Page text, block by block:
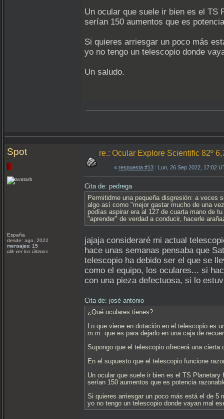
Un ocular que suele ir bien es el TS
serían 150 aumentos que es
Si quieres arriesgar un poco más
yo no tengo un telescopio donde
Un saludo.
Spot
España
desde: ago, 2022
mensajes: 15
clik ver los últimos
re.: Ocular Explore Scientific 82º
« respuesta #13 : Lun, 26 Sep 2022, 17:02
Cita de: pedrega
Permitidme una pequeña disgresión: a veces
algo así como "mejor gastar mucho de una
podías aspirar era al 127 de cuarta mano de
"aprender" de verdad a conducir, hacerle
jajaja consideraré mi actual
hace unas semanas pensaba que
telescopio ha debido ser el que se
como el equipo, los oculares... si
con una pieza defectuosa, si lo
Cita de: josé antonio
¿Qué oculares tienes?
Lo que viene en dotación en el telescopio es
m.m. que es para dejarlo en una caja de
Supongo que el telescopio ofrecerá una
En el supuesto que el telescopio funcione
Un ocular que suele ir bien es el TS
serían 150 aumentos que es potencia
Si quieres arriesgar un poco más está el de 5
yo no tengo un telescopio donde vayan mal